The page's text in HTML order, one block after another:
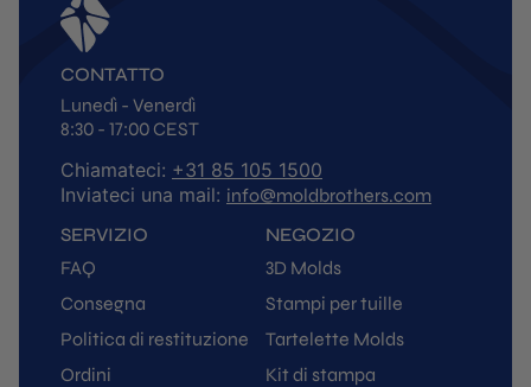
SERVIZIO
FAQ
Consegna
Politica di restituzione
Ordini
NEGOZIO
3D Molds
Stampi per tuille
Tartelette Molds
Kit di stampa
CONTATTO
Lunedì - Venerdì
8:30 - 17:00 CEST
Chiamateci: +31 85 105 1500
Inviateci una mail: info@moldbrothers.com